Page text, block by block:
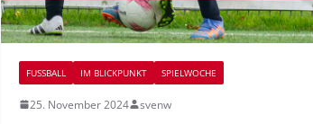
FUSSBALL IM BLICKPUNKT SPIELWOCHE
25. November 2024 svenw